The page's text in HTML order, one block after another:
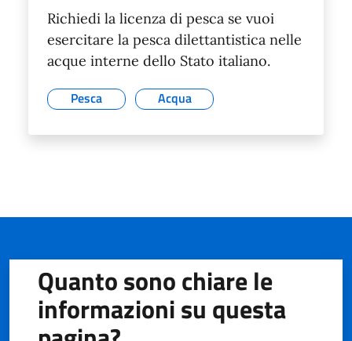
Richiedi la licenza di pesca se vuoi
esercitare la pesca dilettantistica nelle
acque interne dello Stato italiano.
Pesca Acqua
Quanto sono chiare le
informazioni su questa